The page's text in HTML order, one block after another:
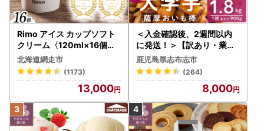
Rimo アイス カップソフト
クリーム〈120ml×16個〉
ABA002 | アイス
北海道網走市
(1173)
13,000
＜入金確認後、2週間以内
に発送！＞【訳あり・業務
用】薩摩おいも棒セット 計
1.8kg(900g×2袋) p8-142
-2w
鹿児島県志布志市
(264)
8,000